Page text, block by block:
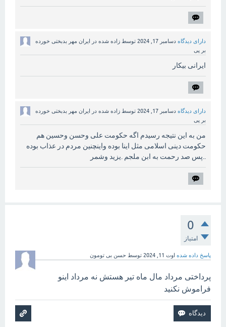
دارای دیدگاه دسامبر 17, 2024 توسط زاده شده در ایران مهر بدبختی خورده
بر پی
ایرانی بیکار
دارای دیدگاه دسامبر 17, 2024 توسط زاده شده در ایران مهر بدبختی خورده
بر پی
من به این نتیجه رسیدم اگه حکومت علی وحسن وحسین هم
حکومت دینی اسلامی مثل اینا بوده واینچنین مردم در عذاب بوده
..پس صد رحمت به ابن ملجم .یزید وشمر
0
امتیاز
پاسخ داده شده اوت 11, 2024 توسط حسن بی تومون
پرداختی مرداد مال ماه تیر هستش نه مرداد اینو
فراموش نکنید